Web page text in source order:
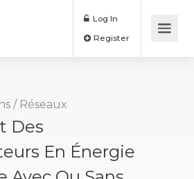
Log In
/ Réseaux
Des
En Énergie